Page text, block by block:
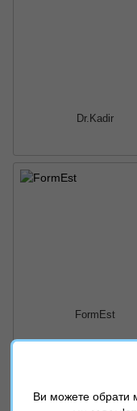
Dr.Kadir
FormEst
Ви можете обрати